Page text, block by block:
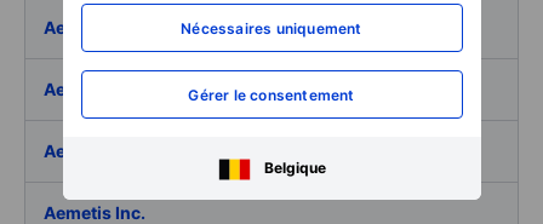
Nécessaires uniquement
Gérer le consentement
Belgique
Aegon Ltd. - ADR
Aehr Test Systems
Aeluma Inc.
Aemetis Inc.